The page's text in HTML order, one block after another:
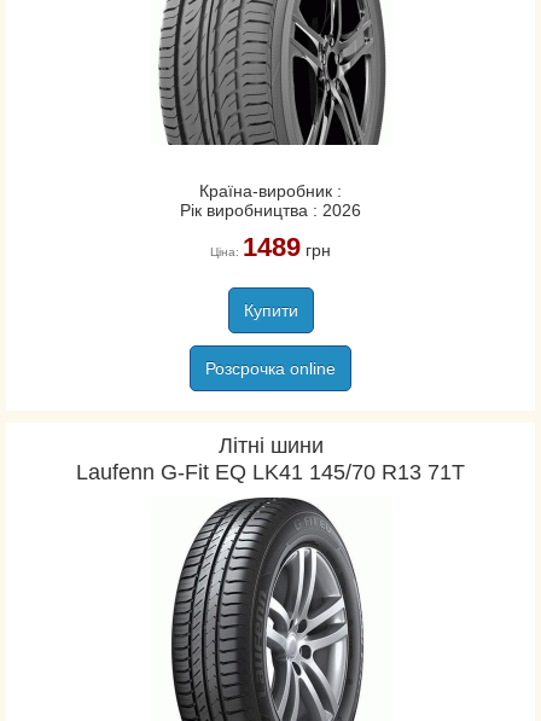
Diplomat
Doublestar
Dunlop
Duraturn
Estrada
Eurorepar
Falken
Farroad
Federal
Firemax
Firestone
Fortune
Fronway
Fulda
General
Gislaved
Goodride
Goodyear
Hankook
Kapsen
Країна-виробник :
Рік виробництва : 2026
Ціна: 1489грн
Купити
Розсрочка online
Літні шини
Laufenn G-Fit EQ LK41 145/70 R13 71T